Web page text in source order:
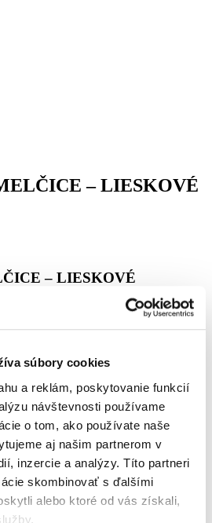
súbory cookies
a reklám, poskytovanie funkcií
návštevnosti používame
o tom, ako používate naše
aj našim partnerom v
inzercie a analýzy. Títo partneri
skombinovať s ďalšími
alebo ktoré od vás získali,
– LIESKOVÉ
– LIESKOVÉ